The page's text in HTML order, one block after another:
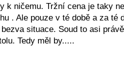
k ničemu. Tržní cena je taky
. Ale pouze v té době a za té
bezva situace. Soud to asi
Tedy měl by.....